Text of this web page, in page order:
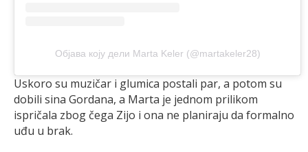
Објава коју дели Marta Keler (@martakeler28)
Uskoro su muzičar i glumica postali par, a potom su
dobili sina Gordana, a Marta je jednom prilikom
ispričala zbog čega Zijo i ona ne planiraju da formalno
uđu u brak.